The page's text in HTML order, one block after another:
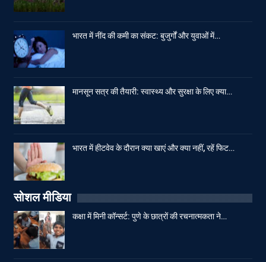
भारत में नींद की कमी का संकट: बुजुर्गों और युवाओं में…
मानसून सत्र की तैयारी: स्वास्थ्य और सुरक्षा के लिए क्या…
भारत में हीटवेव के दौरान क्या खाएं और क्या नहीं, रहें फिट…
सोशल मीडिया
कक्षा में मिनी कॉन्सर्ट: पुणे के छात्रों की रचनात्मकता ने…